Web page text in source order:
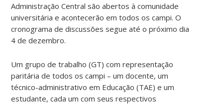
Administração Central são abertos à comunidade
universitária e acontecerão em todos os campi. O
cronograma de discussões segue até o próximo dia
4 de dezembro.
Um grupo de trabalho (GT) com representação
paritária de todos os campi – um docente, um
técnico-administrativo em Educação (TAE) e um
estudante, cada um com seus respectivos